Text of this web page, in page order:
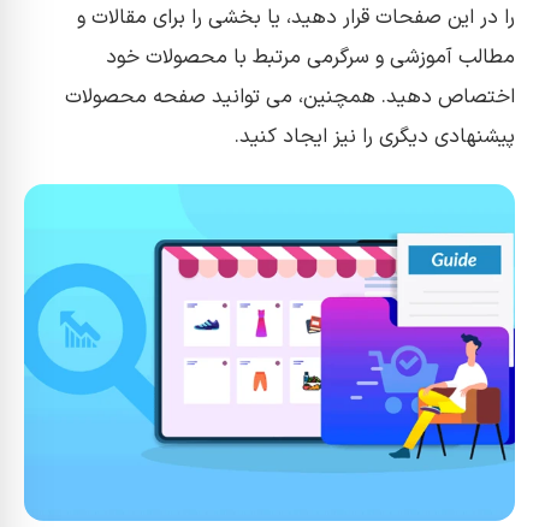
را در این صفحات قرار دهید، یا بخشی را برای مقالات و
مطالب آموزشی و سرگرمی مرتبط با محصولات خود
اختصاص دهید. همچنین، می توانید صفحه محصولات
پیشنهادی دیگری را نیز ایجاد کنید.